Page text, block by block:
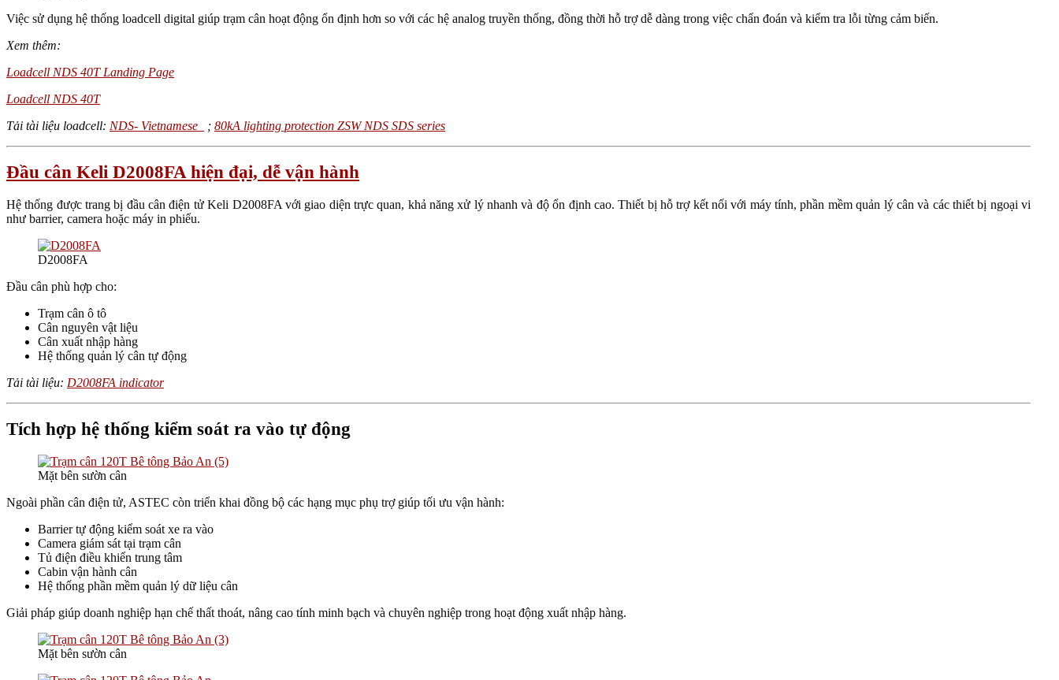
Việc sử dụng hệ thống loadcell digital giúp trạm cân hoạt động ổn định hơn so với các hệ analog truyền thống, đồng thời hỗ trợ dễ dàng trong việc chẩn đoán và kiểm tra lỗi từng cảm biến.
Xem thêm:
Loadcell NDS 40T Landing Page
Loadcell NDS 40T
Tải tài liệu loadcell: NDS- Vietnamese ; 80kA lighting protection ZSW NDS SDS series
Đầu cân Keli D2008FA hiện đại, dễ vận hành
Hệ thống được trang bị đầu cân điện tử Keli D2008FA với giao diện trực quan, khả năng xử lý nhanh và độ ổn định cao. Thiết bị hỗ trợ kết nối với máy tính, phần mềm quản lý cân và các thiết bị ngoại vi
như barrier, camera hoặc máy in phiếu.
D2008FA
Đầu cân phù hợp cho:
Trạm cân ô tô
Cân nguyên vật liệu
Cân xuất nhập hàng
Hệ thống quản lý cân tự động
Tải tài liệu: D2008FA indicator
Tích hợp hệ thống kiểm soát ra vào tự động
Mặt bên sườn cân
Ngoài phần cân điện tử, ASTEC còn triển khai đồng bộ các hạng mục phụ trợ giúp tối ưu vận hành:
Barrier tự động kiểm soát xe ra vào
Camera giám sát tại trạm cân
Tủ điện điều khiển trung tâm
Cabin vận hành cân
Hệ thống phần mềm quản lý dữ liệu cân
Giải pháp giúp doanh nghiệp hạn chế thất thoát, nâng cao tính minh bạch và chuyên nghiệp trong hoạt động xuất nhập hàng.
Mặt bên sườn cân